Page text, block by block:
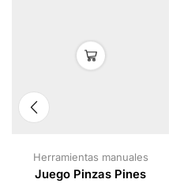
Herramientas manuales
Juego Pinzas Pines